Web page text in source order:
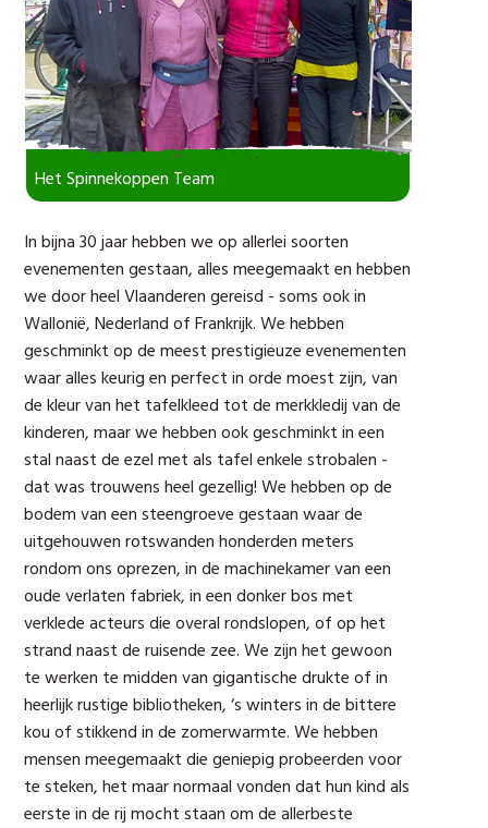
Het Spinnekoppen Team
In bijna 30 jaar hebben we op allerlei soorten
evenementen gestaan, alles meegemaakt en hebben
we door heel Vlaanderen gereisd - soms ook in
Wallonië, Nederland of Frankrijk. We hebben
geschminkt op de meest prestigieuze evenementen
waar alles keurig en perfect in orde moest zijn, van
de kleur van het tafelkleed tot de merkkledij van de
kinderen, maar we hebben ook geschminkt in een
stal naast de ezel met als tafel enkele strobalen -
dat was trouwens heel gezellig! We hebben op de
bodem van een steengroeve gestaan waar de
uitgehouwen rotswanden honderden meters
rondom ons oprezen, in de machinekamer van een
oude verlaten fabriek, in een donker bos met
verklede acteurs die overal rondslopen, of op het
strand naast de ruisende zee. We zijn het gewoon
te werken te midden van gigantische drukte of in
heerlijk rustige bibliotheken, ‘s winters in de bittere
kou of stikkend in de zomerwarmte. We hebben
mensen meegemaakt die geniepig probeerden voor
te steken, het maar normaal vonden dat hun kind als
eerste in de rij mocht staan om de allerbeste